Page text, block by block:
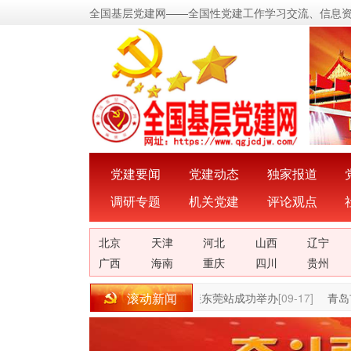
全国基层党建网——全国性党建工作学习交流、信息
党建要闻 党建动态 独家报道
调研专题
机关党建 评论观点
北京 天津 河北 山西
辽宁
广西
海南 重庆 四川 贵州
滚动新闻
国农产品产销大会(南部片区)精准对接东莞站成功举办[09-17] 青岛